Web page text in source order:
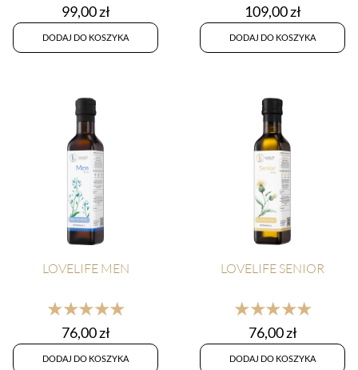
99,00zł
DODAJ DO KOSZYKA
109,00zł
DODAJ DO KOSZYKA
LOVELIFE MEN
★★★★★
76,00zł
DODAJ DO KOSZYKA
LOVELIFE SENIOR
★★★★★
76,00zł
DODAJ DO KOSZYKA